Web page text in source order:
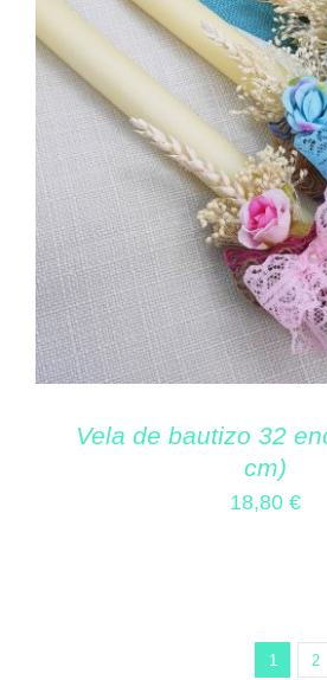
Vela de bautizo 32
cm)
18,80 €
1 2